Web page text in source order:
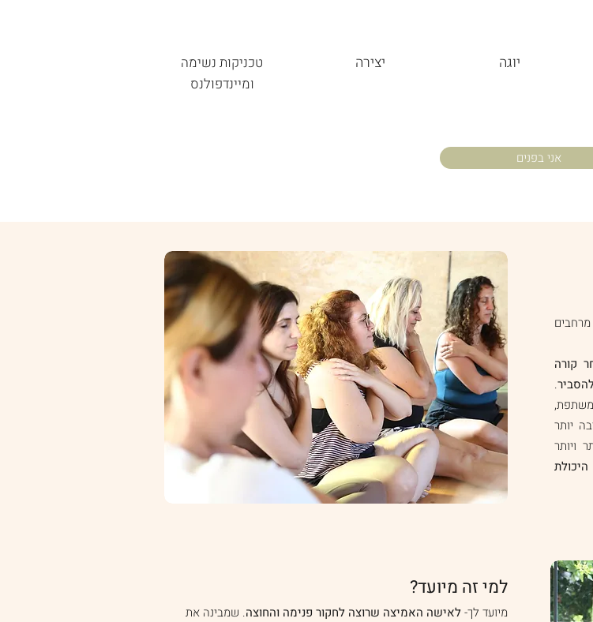
טכניקות נשימה
ומיינדפולנס
יצירה יוגה
אני בפנים
קורה
.
יותר
ויותר
היכולת
למי זה מיועד?
מיועד לך- לאישה האמיצה שרוצה לחקור פנימה והחוצה. שמבינה את